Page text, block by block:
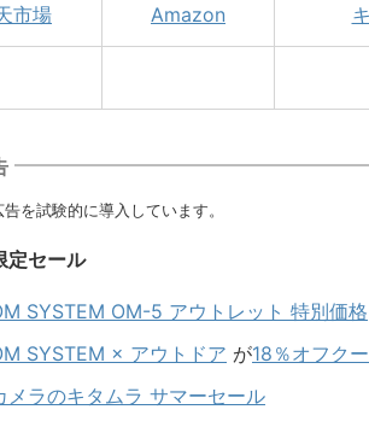
市場 Amazon
を試験的に導入しています。
定セール
SYSTEM OM-5 アウトレット 特別価格
SYSTEM × アウトドア が18％オフク
メラのキタムラ サマーセール